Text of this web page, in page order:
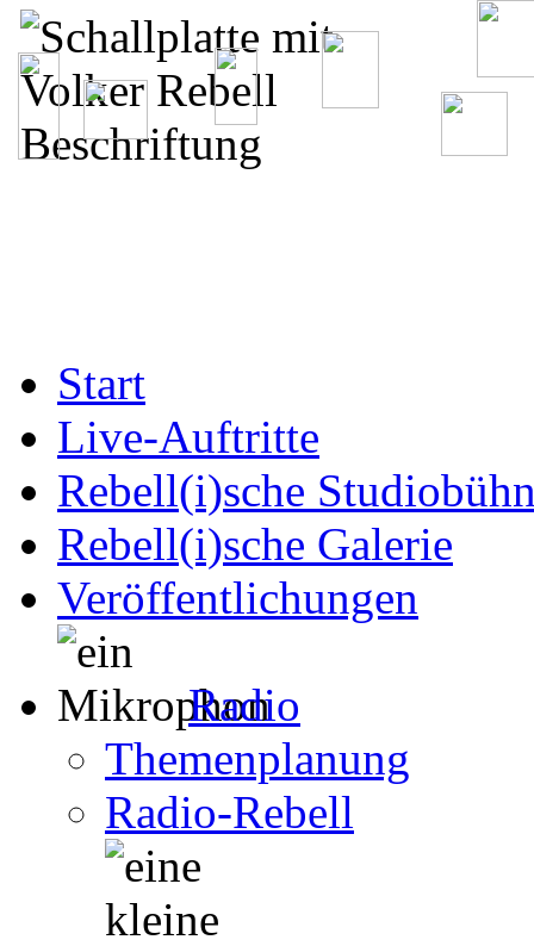
Start
Live-Auftritte
Rebell(i)sche
Rebell(i)sche Galerie
Veröffentlichungen
Radio
Themenplanung
Radio-Rebell